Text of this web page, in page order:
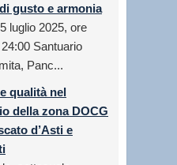
gusto e armonia
luglio 2025, ore
Santuario
Panc...
qualità nel
della zona DOCG
d’Asti e